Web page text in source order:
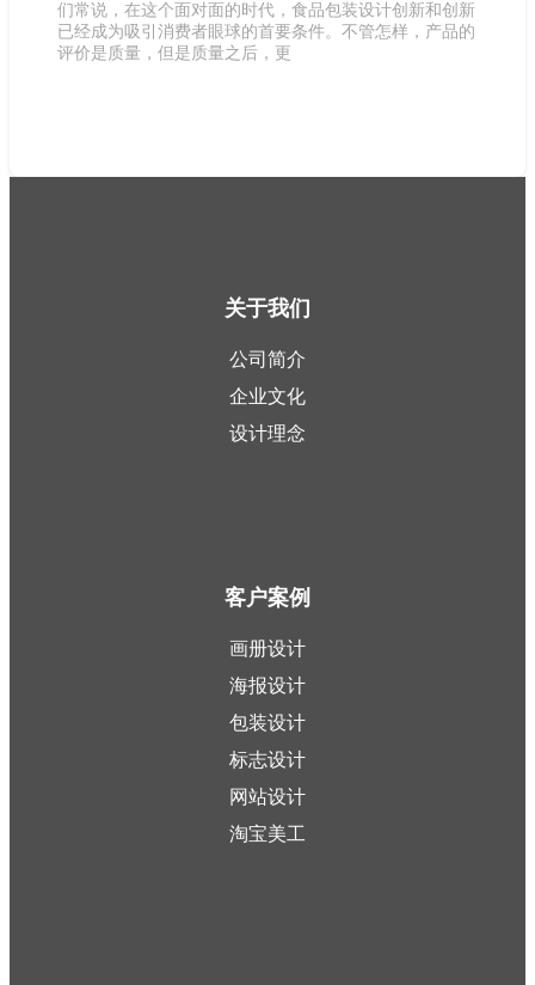
们常说，在这个面对面的时代，食品包装设计创新和创新
已经成为吸引消费者眼球的首要条件。不管怎样，产品的
评价是质量，但是质量之后，更
关于我们
公司简介
企业文化
设计理念
客户案例
画册设计
海报设计
包装设计
标志设计
网站设计
淘宝美工